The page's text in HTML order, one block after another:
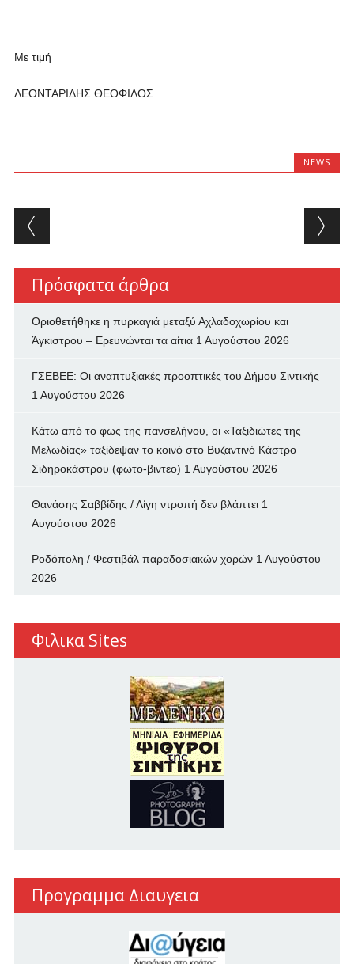
Με τιμή
ΛΕΟΝΤΑΡΙΔΗΣ ΘΕΟΦΙΛΟΣ
NEWS
Post navigation
Πρόσφατα άρθρα
Οριοθετήθηκε η πυρκαγιά μεταξύ Αχλαδοχωρίου και
Άγκιστρου – Ερευνώνται τα αίτια 1 Αυγούστου 2026
ΓΣΕΒΕΕ: Οι αναπτυξιακές προοπτικές του Δήμου Σιντικής
1 Αυγούστου 2026
Κάτω από το φως της πανσελήνου, οι «Ταξιδιώτες της
Μελωδίας» ταξίδεψαν το κοινό στο Βυζαντινό Κάστρο
Σιδηροκάστρου (φωτο-βιντεο) 1 Αυγούστου 2026
Θανάσης Σαββίδης / Λίγη ντροπή δεν βλάπτει 1
Αυγούστου 2026
Ροδόπολη / Φεστιβάλ παραδοσιακών χορών 1 Αυγούστου
2026
Φιλικα Sites
Προγραμμα Διαυγεια